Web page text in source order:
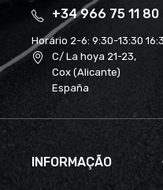
+34 966 75 11 80
Horário 2-6: 9:30-13:30
C/ La hoya 21-23,
Cox (Alicante)
España
INFORMAÇÃO